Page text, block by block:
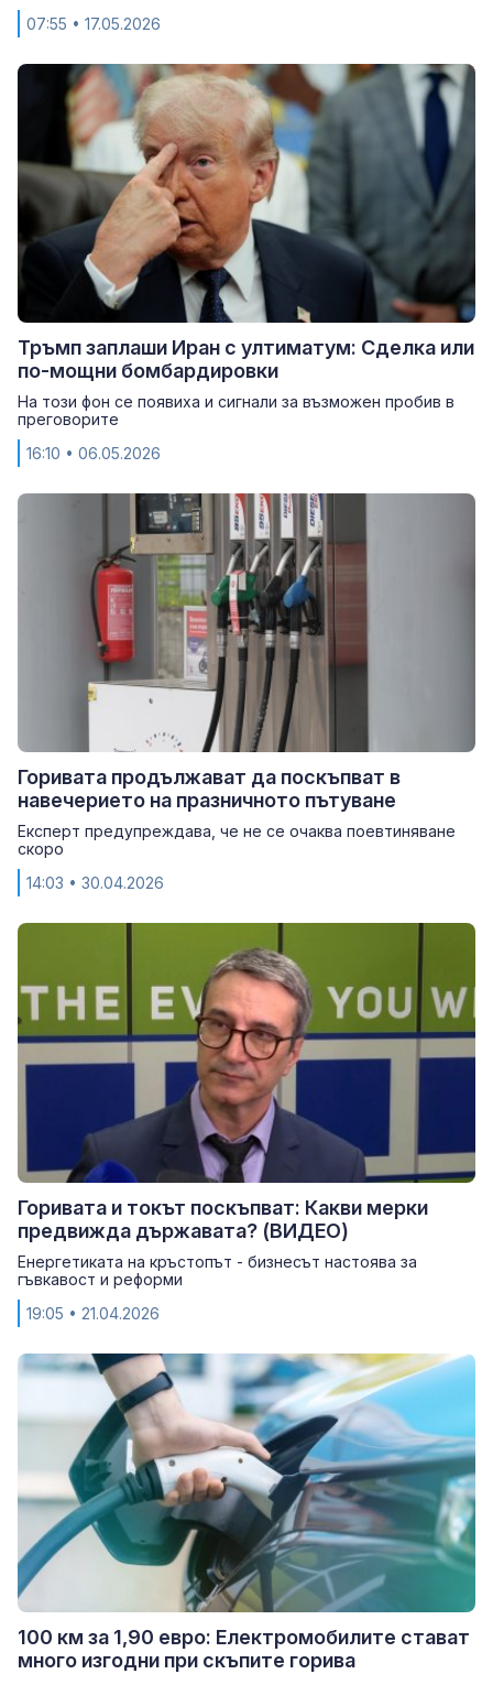
07:55 • 17.05.2026
Тръмп заплаши Иран с ултиматум: Сделка или
по-мощни бомбардировки
На този фон се появиха и сигнали за възможен пробив в
преговорите
16:10 • 06.05.2026
Горивата продължават да поскъпват в
навечерието на празничното пътуване
Експерт предупреждава, че не се очаква поевтиняване
скоро
14:03 • 30.04.2026
Горивата и токът поскъпват: Какви мерки
предвижда държавата? (ВИДЕО)
Енергетиката на кръстопът - бизнесът настоява за
гъвкавост и реформи
19:05 • 21.04.2026
100 км за 1,90 евро: Електромобилите стават
много изгодни при скъпите горива